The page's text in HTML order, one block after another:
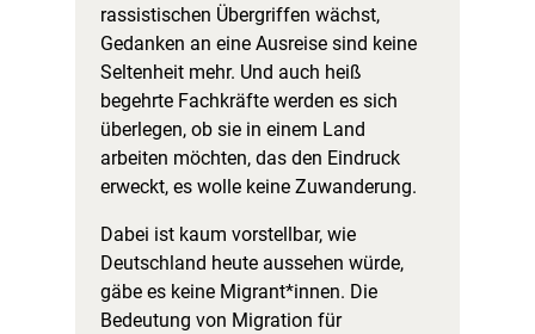
rassistischen Übergriffen wächst,
Gedanken an eine Ausreise sind keine
Seltenheit mehr. Und auch heiß
begehrte Fachkräfte werden es sich
überlegen, ob sie in einem Land
arbeiten möchten, das den Eindruck
erweckt, es wolle keine Zuwanderung.
Dabei ist kaum vorstellbar, wie
Deutschland heute aussehen würde,
gäbe es keine Migrant*innen. Die
Bedeutung von Migration für